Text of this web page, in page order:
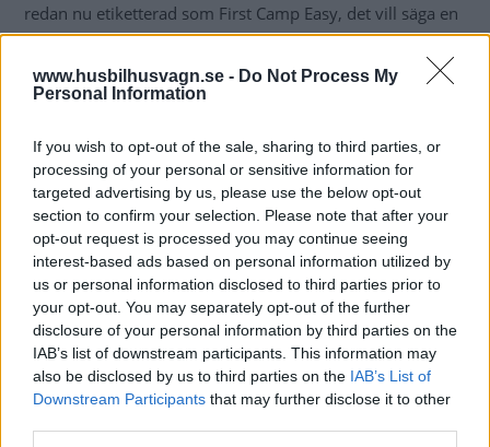
www.husbilhusvagn.se - Do Not Process My
Personal Information
If you wish to opt-out of the sale, sharing to third parties, or
processing of your personal or sensitive information for
targeted advertising by us, please use the below opt-out
section to confirm your selection. Please note that after your
opt-out request is processed you may continue seeing
interest-based ads based on personal information utilized by
us or personal information disclosed to third parties prior to
your opt-out. You may separately opt-out of the further
disclosure of your personal information by third parties on the
IAB’s list of downstream participants. This information may
also be disclosed by us to third parties on the IAB’s List of
Downstream Participants that may further disclose it to other
redan nu etiketterad som First Camp Easy, det vill säga en
lite enklare destination med lägre priser.
Det kommer inte att bli helt tomt på personal på
– Det här är ett test, men också en viktig pusselbit i vår
strävan att modernisera campingupplevelsen. Vi ser det
som ett sätt att möta våra gästers behov på ett nytt och
smart sätt. Självklart kommer våra medlemmar i First
Camp Club fortsatt tjäna poäng, säger Benita Jonsson,
operativ chef på First Camp i ett pressmeddelande.
SÅ GÅR BOKNING OCH INCHECKNING TILL